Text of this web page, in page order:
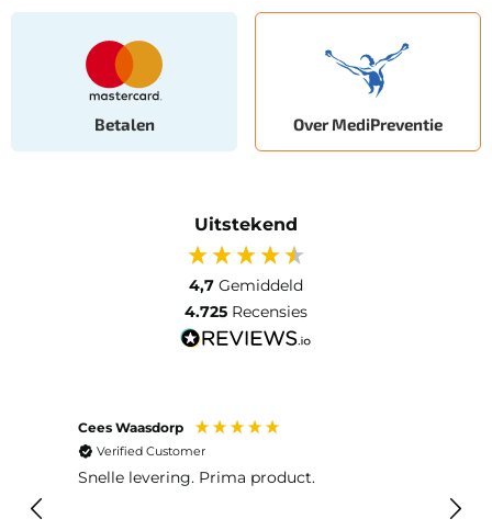
Betalen Over MediPreventie
Uitstekend
4,7 Gemiddeld
4.725 Recensies
Cees Waasdorp
Verified Customer
Snelle levering. Prima product.
lang